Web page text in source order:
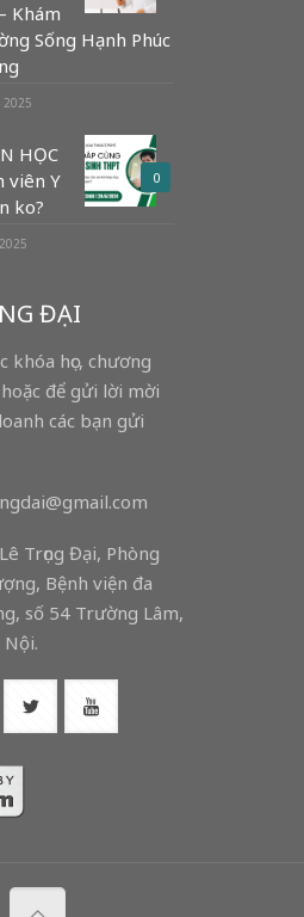
Khám
Sống Hạnh Phúc
2025
0
HỌC
viên Y
ko?
ĐẠI
khóa học, chương
để gửi lời mời
các bạn gửi
Trọng Đại, Phòng
Bệnh viện đa
số 54 Trường Lâm,